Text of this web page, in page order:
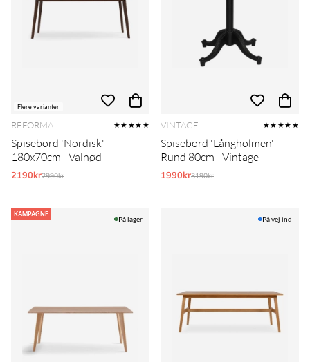
Flere varianter
REFORMA ★★★★★
Spisebord 'Nordisk'
180x70cm - Valnød
2190krNormalpris:
2990kr
VINTAGE ★★★★★
Spisebord 'Långholmen'
Rund 80cm - Vintage
1990krNormalpris:
3190kr
KAMPAGNE
På lager På vej ind